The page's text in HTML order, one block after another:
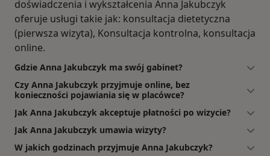
doświadczenia i wykształcenia Anna Jakubczyk
oferuje usługi takie jak: konsultacja dietetyczna
(pierwsza wizyta), Konsultacja kontrolna, konsultacja
online.
Gdzie Anna Jakubczyk ma swój gabinet?
Czy Anna Jakubczyk przyjmuje online, bez
konieczności pojawiania się w placówce?
Jak Anna Jakubczyk akceptuje płatności po wizycie?
Jak Anna Jakubczyk umawia wizyty?
W jakich godzinach przyjmuje Anna Jakubczyk?